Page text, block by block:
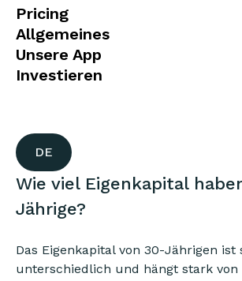
Pricing
Allgemeines
Unsere App
Investieren
DE
Wie viel Eigenkapital
Jährige?
Das Eigenkapital von 30-Jährigen ist
unterschiedlich und hängt stark von